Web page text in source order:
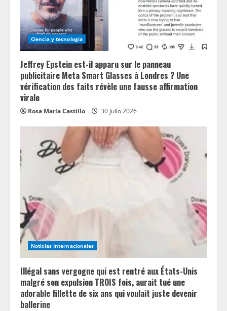
Ciencia y tecnologia
Jeffrey Epstein est-il apparu sur le panneau
publicitaire Meta Smart Glasses à Londres ? Une
vérification des faits révèle une fausse affirmation
virale
Rosa María Castillo 30 julio 2026
Noticias Internacionales
Illégal sans vergogne qui est rentré aux États-Unis
malgré son expulsion TROIS fois, aurait tué une
adorable fillette de six ans qui voulait juste devenir
ballerine